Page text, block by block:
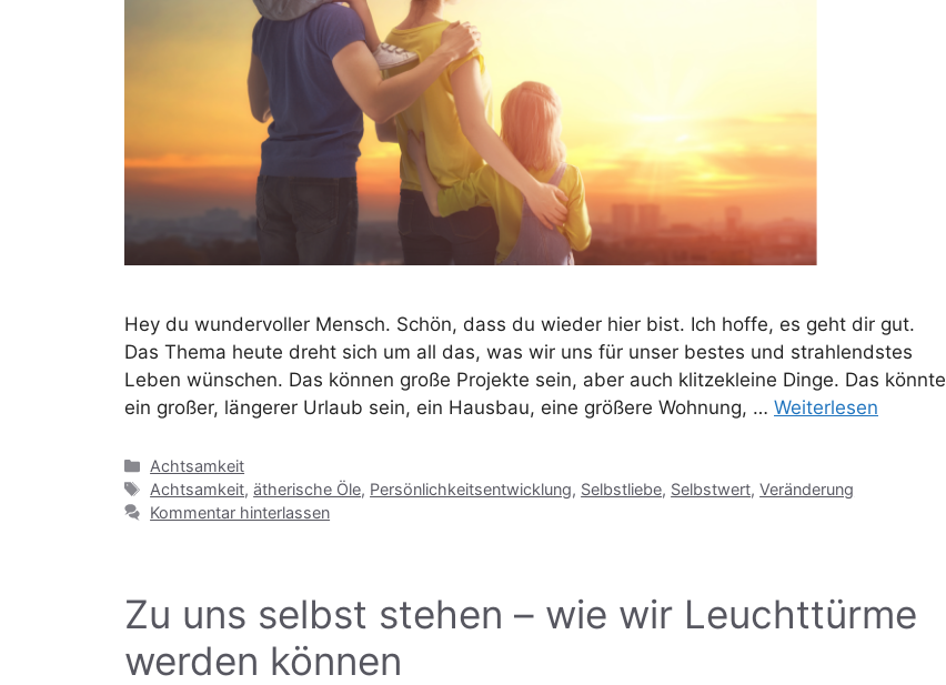
Hey du wundervoller Mensch. Schön, dass du wieder hier bist. Ich hoffe, es geht dir gut.
Das Thema heute dreht sich um all das, was wir uns für unser bestes und strahlendstes
Leben wünschen. Das können große Projekte sein, aber auch klitzekleine Dinge. Das könnte
ein großer, längerer Urlaub sein, ein Hausbau, eine größere Wohnung, … Weiterlesen
Kategorien
Achtsamkeit
Schlagwörter
Achtsamkeit,ätherische Öle, Persönlichkeitsentwicklung, Selbstliebe, Selbstwert,Veränderung
Kommentar hinterlassen
Zu uns selbst stehen – wie wir Leuchttürme
werden können